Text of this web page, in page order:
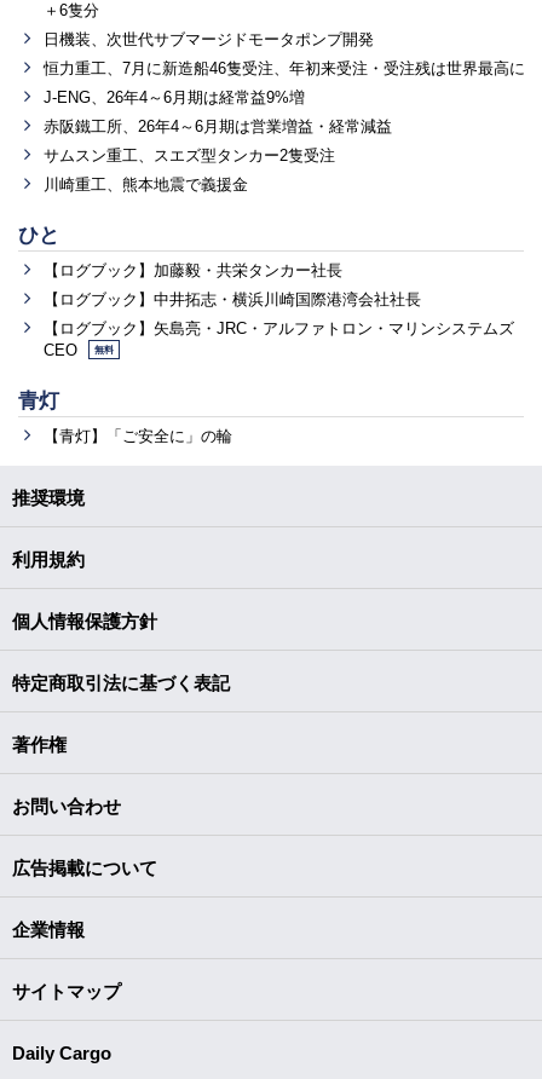
＋6隻分
日機装、次世代サブマージドモータポンプ開発
恒力重工、7月に新造船46隻受注、年初来受注・受注残は世界最高に
J-ENG、26年4～6月期は経常益9%増
赤阪鐵工所、26年4～6月期は営業増益・経常減益
サムスン重工、スエズ型タンカー2隻受注
川崎重工、熊本地震で義援金
ひと
【ログブック】加藤毅・共栄タンカー社長
【ログブック】中井拓志・横浜川崎国際港湾会社社長
【ログブック】矢島亮・JRC・アルファトロン・マリンシステムズ
CEO
無料
青灯
【青灯】「ご安全に」の輪
推奨環境
利用規約
個人情報保護方針
特定商取引法に基づく表記
著作権
お問い合わせ
広告掲載について
企業情報
サイトマップ
Daily Cargo